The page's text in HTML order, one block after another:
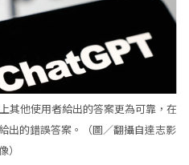
其他使用者給出的答案更為可靠，在
出的錯誤答案。（圖／翻攝自達志影
）